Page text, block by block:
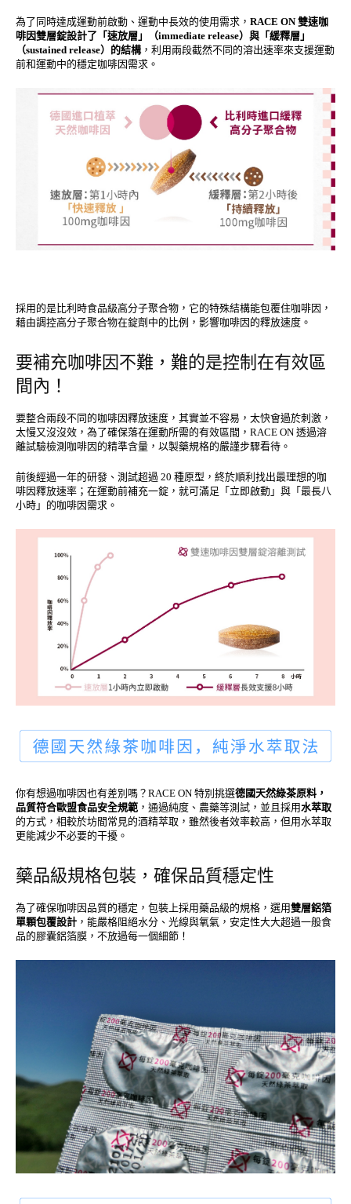
為了同時達成運動前啟動、運動中長效的使用需求， RACE ON 雙速咖
啡因雙層錠設計了「速放層」（immediate release）與「緩釋層」
（sustained release）的結構，利用兩段截然不同的溶出速率來支援運動
前和運動中的穩定咖啡因需求。
採用的是比利時食品級高分子聚合物，它的特殊結構能包覆住咖啡因，
藉由調控高分子聚合物在錠劑中的比例，影響咖啡因的釋放速度。
要補充咖啡因不難，難的是控制在有效區
間內！
要整合兩段不同的咖啡因釋放速度，其實並不容易，太快會過於刺激，
太慢又沒沒效，為了確保落在運動所需的有效區間，RACE ON 透過溶
離試驗檢測咖啡因的精準含量，以製藥規格的嚴謹步驟看待。
前後經過一年的研發、測試超過 20 種原型，終於順利找出最理想的咖
啡因釋放速率；在運動前補充一錠，就可滿足「立即啟動」與「最長八
小時」的咖啡因需求。
你有想過咖啡因也有差別嗎？RACE ON 特別挑選德國天然綠茶原料，
品質符合歐盟食品安全規範 ，通過純度、農藥等測試，並且採用水萃取
的方式，相較於坊間常見的酒精萃取，雖然後者效率較高，但用水萃取
更能減少不必要的干擾。
藥品級規格包裝，確保品質穩定性
為了確保咖啡因品質的穩定，包裝上採用藥品級的規格，選用雙層鋁箔
單顆包覆設計 ，能嚴格阻絕水分、光線與氧氣，安定性大大超過一般食
品的膠囊鋁箔膜，不放過每一個細節！